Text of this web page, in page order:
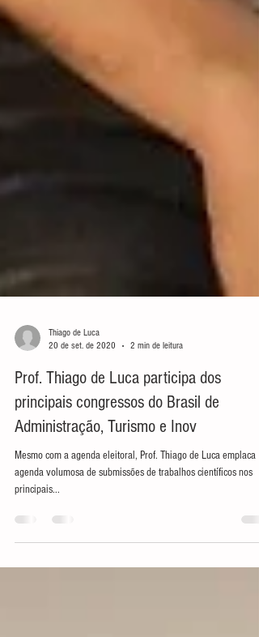
20 de set. de 2020
2 min de leitura
Prof. Thiago de Luca participa dos
principais congressos do Brasil de
Administração, Turismo e Inov
Mesmo com a agenda eleitoral, Prof. Thiago de Luca emplaca
principais...